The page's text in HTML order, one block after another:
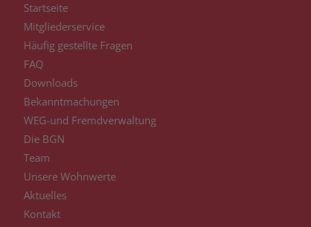
Startseite
Mitgliederservice
Häufig gestellte Fragen
FAQ
Downloads
Bekanntmachungen
WEG-und Fremdverwaltung
Die BGN
Team
Unsere Wohnwerte
Aktuelles
Kontakt